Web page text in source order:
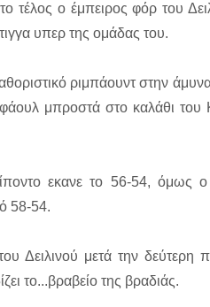
τέλος ο έμπειρος φόρ του
υπερ της ομάδας του.
ριμπάουντ στην
φάουλ μπροστά στο καλάθι
εκανε το 56-54, όμως
58-54.
Δειλινού μετά την
το...βραβείο της βραδιάς.